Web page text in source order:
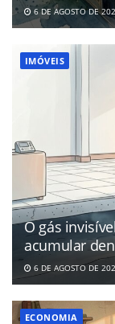
6 DE AGOSTO DE
IMÓVEIS
O gás
acumular
6 DE AGOSTO DE
ECONOMIA